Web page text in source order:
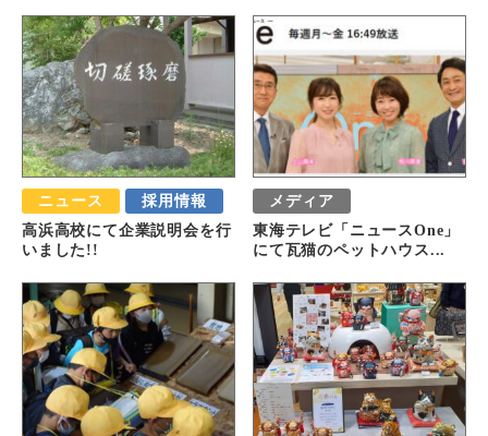
ニュース 採用情報
高浜高校にて企業説明会を行
いました!!
メディア
東海テレビ「ニュースOne」
にて瓦猫のペットハウス...